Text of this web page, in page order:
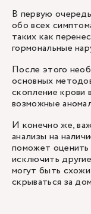
В первую
обо всех
таких как
гормональные
После этого
основных
скопление крови
возможные
И конечно же,
анализы на
поможет оценить
исключить
могут быть
скрываться за